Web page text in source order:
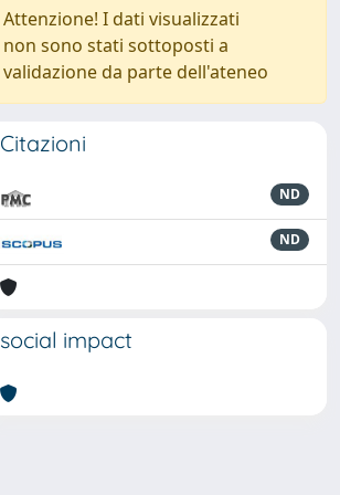
Attenzione! I dati visualizzati
non sono stati sottoposti a
validazione da parte dell'ateneo
Citazioni
ND
ND
social impact